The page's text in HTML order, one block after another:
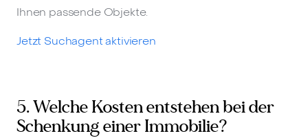
Ihnen passende Objekte.
Jetzt Suchagent aktivieren
5. Welche Kosten entstehen bei der
Schenkung einer Immobilie?